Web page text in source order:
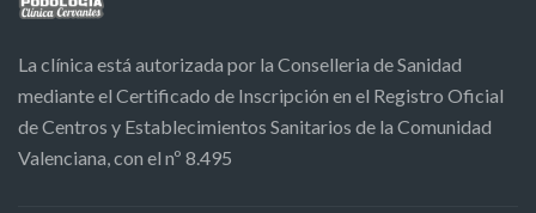
La clínica está autorizada por la Conselleria de Sanidad
mediante el Certificado de Inscripción en el Registro Oficial
de Centros y Establecimientos Sanitarios de la Comunidad
Valenciana, con el nº 8.495